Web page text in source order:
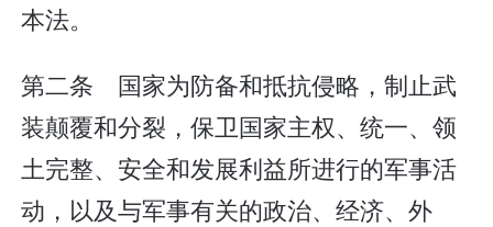
本法。
第二条 国家为防备和抵抗侵略，制止武
装颠覆和分裂，保卫国家主权、统一、领
土完整、安全和发展利益所进行的军事活
动，以及与军事有关的政治、经济、外